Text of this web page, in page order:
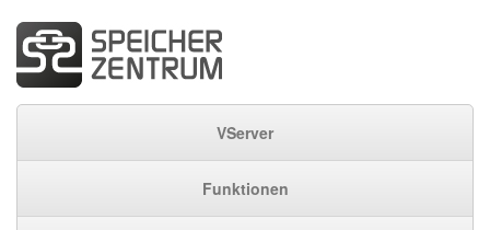
VServer
Funktionen